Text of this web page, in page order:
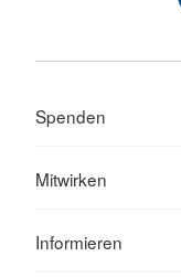
Spenden
Mitwirken
Informieren